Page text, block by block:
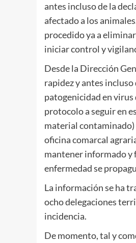
antes incluso de la
afectado a los
procedido ya a
iniciar control y
Desde la Dirección
rapidez y antes
patogenicidad en virus
protocolo a seguir en
material contaminado)
oficina comarcal
mantener informado y
enfermedad se
La información se ha
ocho delegaciones
incidencia.
De momento, tal y